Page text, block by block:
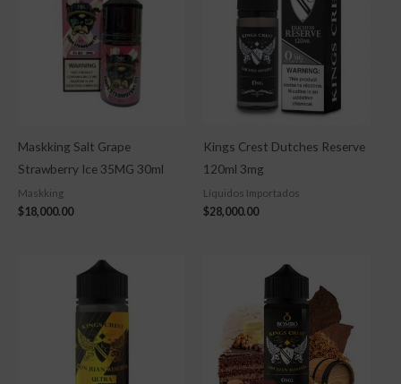
Maskking Salt Grape
Strawberry Ice 35MG 30ml
Maskking
$18,000.00
Kings Crest Dutches Reserve
120ml 3mg
Líquidos Importados
$28,000.00